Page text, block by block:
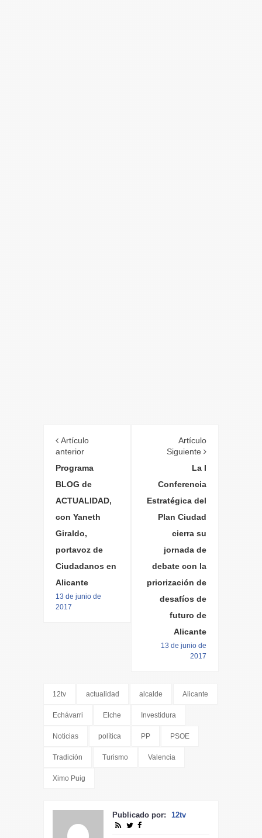
Artículo
anterior
Programa
BLOG de
ACTUALIDAD,
con Yaneth
Giraldo,
portavoz de
Ciudadanos en
Alicante
13 de junio de
2017
Artículo
Siguiente
La I
Conferencia
Estratégica del
Plan Ciudad
cierra su
jornada de
debate con la
priorización de
desafíos de
futuro de
Alicante
13 de junio de
2017
12tv actualidad alcalde Alicante
Echávarri Elche Investidura
Noticias política PP PSOE
Tradición Turismo Valencia
Ximo Puig
Publicado por: 12tv